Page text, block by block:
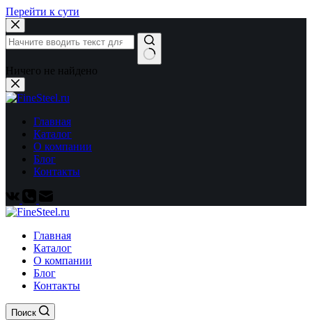
Перейти к сути
Ничего не найдено
Главная
Каталог
О компании
Блог
Контакты
Главная
Каталог
О компании
Блог
Контакты
Поиск